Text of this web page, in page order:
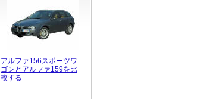
アルファ156スポーツワ
ゴンとアルファ159を比
較する